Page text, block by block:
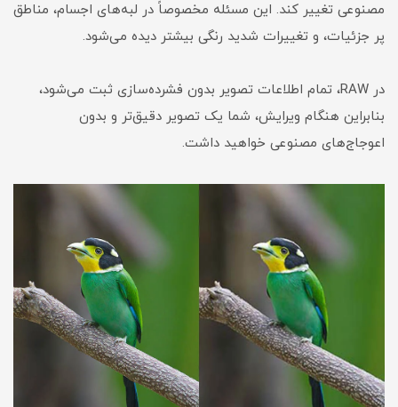
مصنوعی تغییر کند. این مسئله مخصوصاً در لبه‌های اجسام، مناطق
پر جزئیات، و تغییرات شدید رنگی بیشتر دیده می‌شود.
در RAW، تمام اطلاعات تصویر بدون فشرده‌سازی ثبت می‌شود،
بنابراین هنگام ویرایش، شما یک تصویر دقیق‌تر و بدون
اعوجاج‌های مصنوعی خواهید داشت.